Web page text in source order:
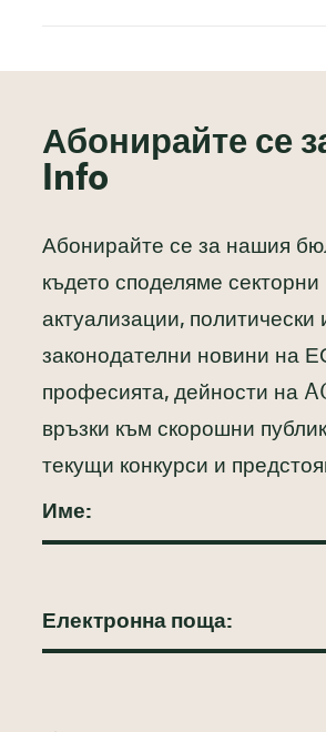
Абонирайте се
Info
Абонирайте се за нашия
където споделяме секторни
актуализации, политически
законодателни новини на
професията, дейности на
връзки към скорошни
текущи конкурси и